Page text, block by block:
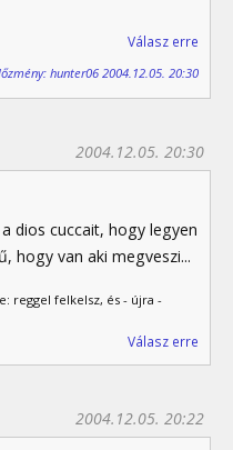
Válasz erre
hunter06 2004.12.05. 20:30
2004.12.05. 20:30
dios cuccait, hogy legyen
hogy van aki megveszi...
reggel felkelsz, és - újra -
Válasz erre
2004.12.05. 20:22